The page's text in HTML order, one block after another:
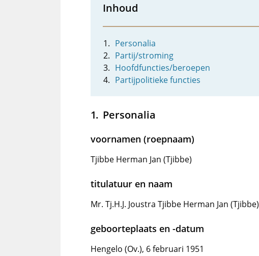
Inhoud
Personalia
Partij/stroming
Hoofdfuncties/beroepen
Partijpolitieke functies
Personalia
voornamen (roepnaam)
Tjibbe Herman Jan (Tjibbe)
titulatuur en naam
Mr. Tj.H.J. Joustra Tjibbe Herman Jan (Tjibbe)
geboorteplaats en -datum
Hengelo (Ov.), 6 februari 1951